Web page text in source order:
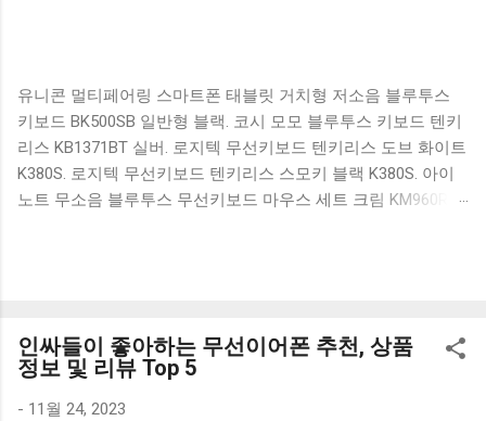
유니콘 멀티페어링 스마트폰 태블릿 거치형 저소음 블루투스
키보드 BK500SB 일반형 블랙. 코시 모모 블루투스 키보드 텐키
리스 KB1371BT 실버. 로지텍 무선키보드 텐키리스 도브 화이트
K380S. 로지텍 무선키보드 텐키리스 스모키 블랙 K380S. 아이
노트 무소음 블루투스 무선키보드 마우스 세트 크림 KM960RB
혜택을 놓치지 마세요. 다양한 할인 혜택과 빠른배송 혜택을 놓
치지 않도록 먼저 확인해보세요. 추가할인 확인하기 상품 하나
를 사더라도 종류도 많고, 가격도 다양해서 결정이 많이 어려우
인싸들이 좋아하는 무선이어폰 추천, 상품
정보 및 리뷰 Top 5
- 11월 24, 2023